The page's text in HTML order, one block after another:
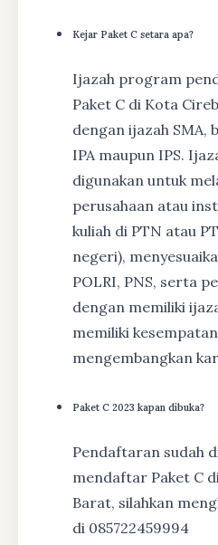
Kejar Paket C setara apa?
Ijazah program
Paket C di Kota
dengan ijazah SMA,
IPA maupun IPS.
digunakan untuk
perusahaan atau
kuliah di PTN atau
negeri),
POLRI, PNS, serta
dengan memiliki
memiliki
mengembangkan
Paket C 2023 kapan dibuka?
Pendaftaran sudah
mendaftar Paket C
Barat, silahkan
di 085722459994